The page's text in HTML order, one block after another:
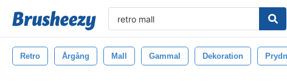
Retro Årgång Mall Gammal Dekoration